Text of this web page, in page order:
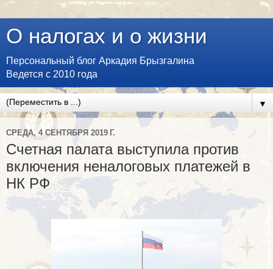
О налогах и о жизни
Персональный блог Аркадия Брызгалина
Ведется с 2010 года
▼
СРЕДА, 4 СЕНТЯБРЯ 2019 Г.
Счетная палата выступила против
включения неналоговых платежей в
НК РФ